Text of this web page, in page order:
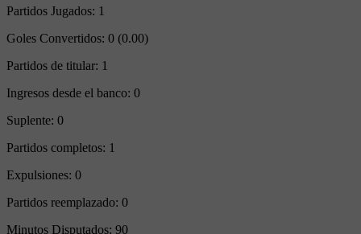
Partidos Jugados: 1
Goles Convertidos: 0 (0.00)
Partidos de titular: 1
Ingresos desde el banco: 0
Suplente: 0
Partidos completos: 1
Expulsiones: 0
Partidos reemplazado: 0
Minutos Disputados: 90